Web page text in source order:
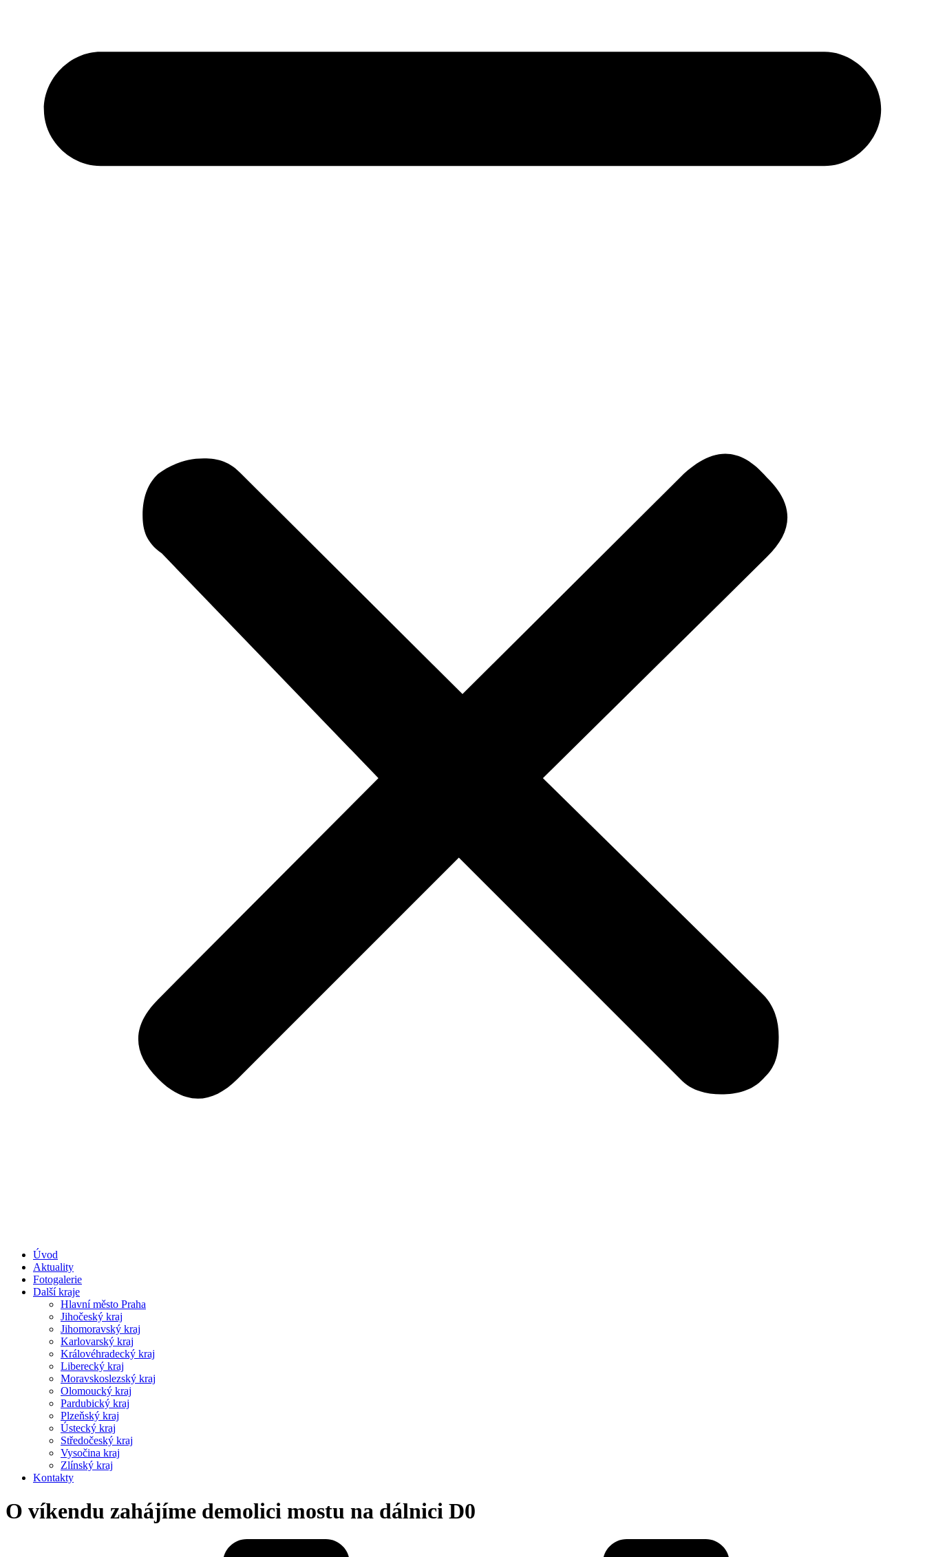
Úvod
Aktuality
Fotogalerie
Další kraje
Hlavní město Praha
Jihočeský kraj
Jihomoravský kraj
Karlovarský kraj
Královéhradecký kraj
Liberecký kraj
Moravskoslezský kraj
Olomoucký kraj
Pardubický kraj
Plzeňský kraj
Ústecký kraj
Středočeský kraj
Vysočina kraj
Zlínský kraj
Kontakty
O víkendu zahájíme demolici mostu na dálnici D0